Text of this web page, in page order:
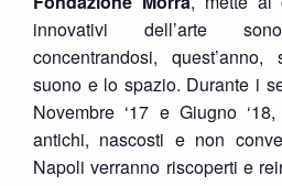
innovativi dell’arte
concentrandosi,
suono e lo spazio. Durante i
Novembre ‘17 e Giugno
antichi, nascosti e non
Napoli verranno riscoperti e